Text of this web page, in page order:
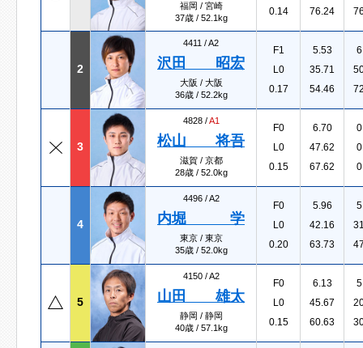
福岡 / 宮崎
37歳 / 52.1kg
0.14
76.24
2
4411 /A2
沢田 昭宏
大阪 / 大阪
36歳 / 52.2kg
F1
L0
0.17
5.53
35.71
54.46
3
4828 /A1
松山 将吾
滋賀 / 京都
28歳 / 52.0kg
F0
L0
0.15
6.70
47.62
67.62
4
4496 /A2
内堀 学
東京 / 東京
35歳 / 52.0kg
F0
L0
0.20
5.96
42.16
63.73
5
4150 /A2
山田 雄太
静岡 / 静岡
40歳 / 57.1kg
F0
L0
0.15
6.13
45.67
60.63